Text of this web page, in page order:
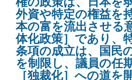
外資や特定の権益を
本の富を流出させる
体化政策］であり、
条項の成立は、国民
を制限し、議員の任
［独裁化］への道を